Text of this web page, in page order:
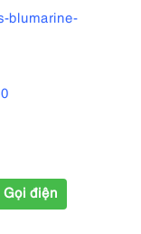
blumarine-
Gọi điện